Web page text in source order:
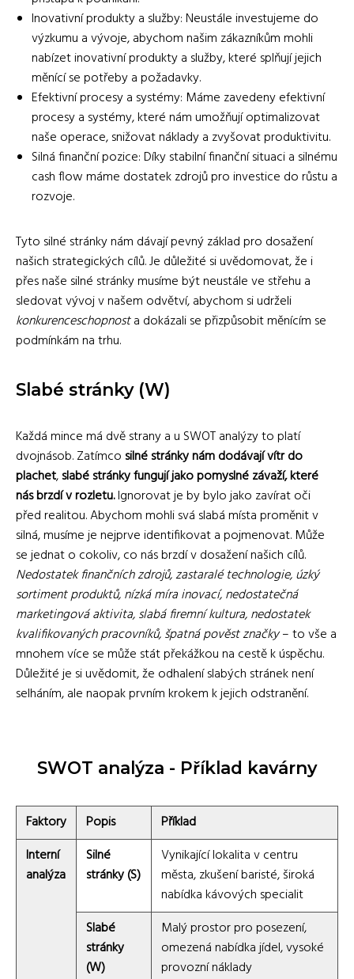
Inovativní produkty a služby: Neustále investujeme do
výzkumu a vývoje, abychom našim zákazníkům mohli
nabízet inovativní produkty a služby, které splňují jejich
měnící se potřeby a požadavky.
Efektivní procesy a systémy: Máme zavedeny efektivní
procesy a systémy, které nám umožňují optimalizovat
naše operace, snižovat náklady a zvyšovat produktivitu.
Silná finanční pozice: Díky stabilní finanční situaci a silnému
cash flow máme dostatek zdrojů pro investice do růstu a
rozvoje.
Tyto silné stránky nám dávají pevný základ pro dosažení
našich strategických cílů. Je důležité si uvědomovat, že i
přes naše silné stránky musíme být neustále ve střehu a
sledovat vývoj v našem odvětví, abychom si udrželi
konkurenceschopnosta dokázali se přizpůsobit měnícím se
podmínkám na trhu.
Slabé stránky (W)
Každá mince má dvě strany a u SWOT analýzy to platí
dvojnásob. Zatímco silné stránky nám dodávají vítr do
plachet,slabé stránky fungují jako pomyslné závaží, které
nás brzdí v rozletu.Ignorovat je by bylo jako zavírat oči
před realitou. Abychom mohli svá slabá místa proměnit v
silná, musíme je nejprve identifikovat a pojmenovat. Může
se jednat o cokoliv, co nás brzdí v dosažení našich cílů.
Nedostatek finančních zdrojů, zastaralé technologie, úzký
sortiment produktů, nízká míra inovací, nedostatečná
marketingová aktivita, slabá firemní kultura, nedostatek
kvalifikovaných pracovníků, špatná pověst značky– to vše a
mnohem více se může stát překážkou na cestě k úspěchu.
Důležité je si uvědomit, že odhalení slabých stránek není
selháním, ale naopak prvním krokem k jejich odstranění.
SWOT analýza - Příklad kavárny
Faktory Popis
Příklad
Interní
analýza
Silné
stránky (S)
Vynikající lokalita v centru
města, zkušení baristé, široká
nabídka kávových specialit
Slabé
stránky
(W)
Malý prostor pro posezení,
omezená nabídka jídel, vysoké
provozní náklady